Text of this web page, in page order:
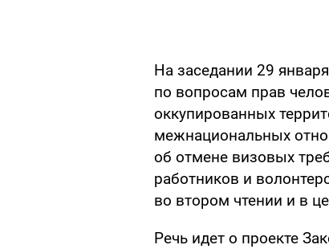
На заседании 29
по вопросам прав
оккупированных
межнациональных
об отмене визовых
работников и
во втором чтении и в
Речь идет о проекте